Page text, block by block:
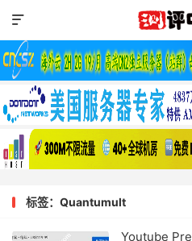

标签：Quantumult
Youtube